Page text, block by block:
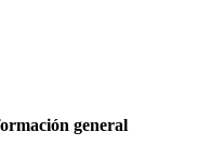
general